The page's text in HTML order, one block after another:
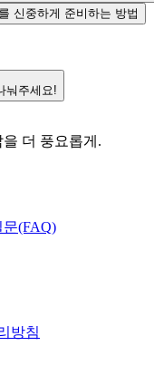
신중하게 준비하는 방법
눠주세요!
더 풍요롭게.
(FAQ)
방침